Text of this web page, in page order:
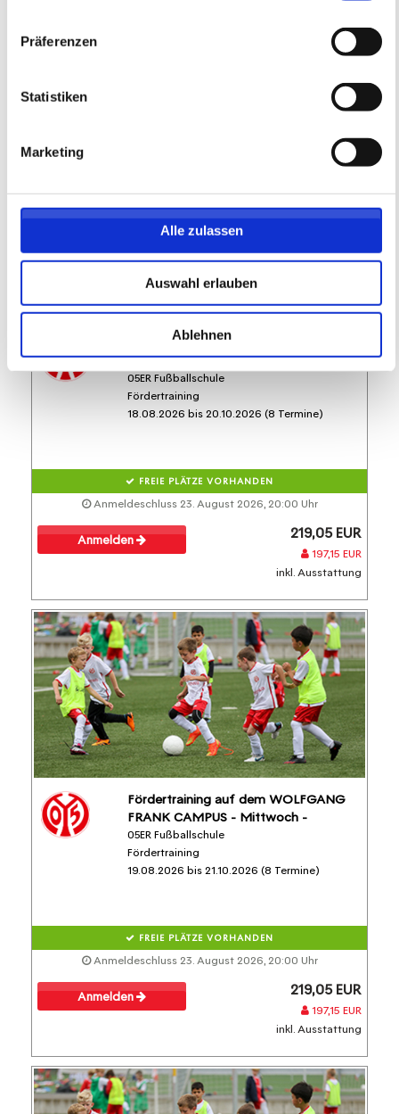
Präferenzen
Statistiken
Marketing
Alle zulassen
Auswahl erlauben
Ablehnen
Anmeldeschluss 23. August 2026, 20:00 Uhr
197,15 EUR
inkl. Ausstattung
Fördertraining auf dem WOLFGANG
FRANK CAMPUS - Dienstag -
05ER Fußballschule
Fördertraining
18.08.2026 bis 20.10.2026 (8 Termine)
FREIE PLÄTZE VORHANDEN
Anmeldeschluss 23. August 2026, 20:00 Uhr
Anmelden 219,05 EUR
197,15 EUR
inkl. Ausstattung
Fördertraining auf dem WOLFGANG
FRANK CAMPUS - Mittwoch -
05ER Fußballschule
Fördertraining
19.08.2026 bis 21.10.2026 (8 Termine)
FREIE PLÄTZE VORHANDEN
Anmeldeschluss 23. August 2026, 20:00 Uhr
Anmelden 219,05 EUR
197,15 EUR
inkl. Ausstattung